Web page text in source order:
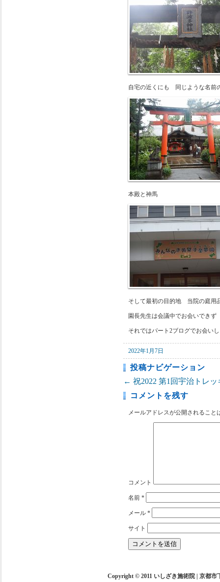
自宅の近くにも 同じような名前
本殿と神馬
そして最初の目的地 当院の庭用
園長先生は会議中でお会いできず
それではパート2ブログでお会
2022年1月7日
投稿ナビゲーション
← 祝2022 第1回宇治トレ
コメントを残す
メールアドレスが公開されること
コメント
名前 *
メール *
サイト
Copyright © 2011 いしざき施術院 | 京都